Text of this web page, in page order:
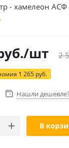
- хамелеон
/шт 2
1 265 руб.
Нашли дешевле?
В